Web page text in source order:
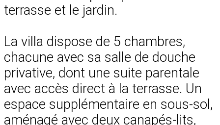
terrasse et le jardin.
La villa dispose de 5 chambres,
chacune avec sa salle de douche
privative, dont une suite parentale
avec accès direct à la terrasse. Un
espace supplémentaire en sous-sol,
aménagé avec deux canapés-lits,